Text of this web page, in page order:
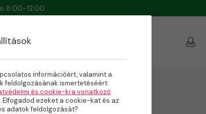
8:00-12:00
információért, valamint a
feldolgozásának ismertetéséért
és cookie-kra vonatkozó
. Elfogadod ezeket a cookie-kat és az
adatok feldolgozását?